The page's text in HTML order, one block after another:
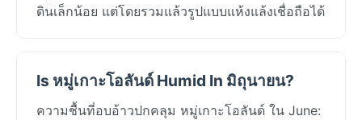
ดินเล็กน้อย แต่โดยรวมแล้วรูปแบบแห้งแล้งเชื่อถือได้
Is หมู่เกาะโอลันด์ Humid In มิถุนายน?
ความชื้นที่อบอ้าวปกคลุม หมู่เกาะโอลันด์ ใน June: